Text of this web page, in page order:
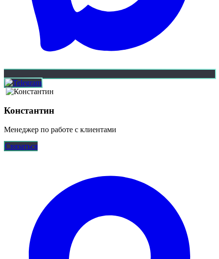
Константин
Менеджер по работе с клиентами
Связаться